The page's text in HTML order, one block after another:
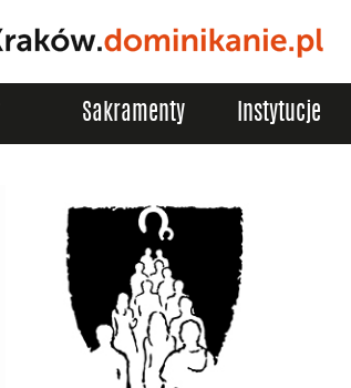
Sakramenty Instytucje